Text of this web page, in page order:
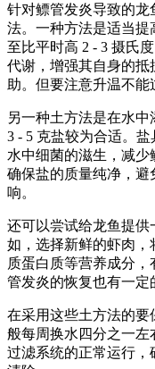
针对鳔管发炎导致的
法。一种方法是适当
至比平时高 2 - 3 摄氏
代谢，增强其自身的
助。但要注意升温不能
另一种土方法是在水
3 - 5 克盐较为合适。
水中细菌的滋生，减
确保盐的质量纯净，
响。
还可以尝试给龙鱼提
如，选择新鲜的虾肉
质蛋白质等营养成分
管发炎的恢复也有一定
在采用这些土方法的
般每周换水四分之一
过滤系统的正常运行